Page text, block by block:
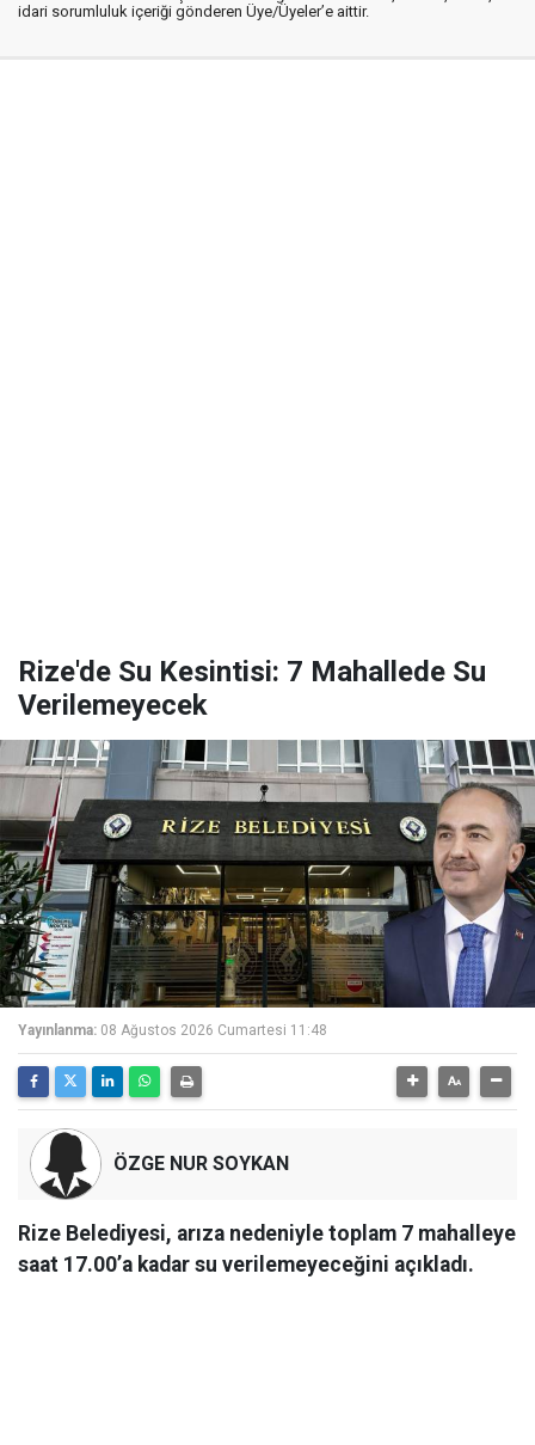
idari sorumluluk içeriği gönderen Üye/Üyeler’e aittir.
Rize'de Su Kesintisi: 7 Mahallede Su
Verilemeyecek
Yayınlanma: 08 Ağustos 2026 Cumartesi 11:48
ÖZGE NUR SOYKAN
Rize Belediyesi, arıza nedeniyle toplam 7 mahalleye
saat 17.00’a kadar su verilemeyeceğini açıkladı.